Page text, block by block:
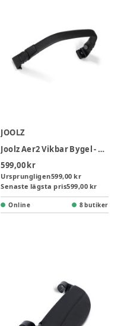
JOOLZ
Joolz Aer2 Vikbar Bygel - Black Carbon
599,00 kr
Ursprungligen599,00 kr
Senaste lägsta pris599,00 kr
Online 8 butiker